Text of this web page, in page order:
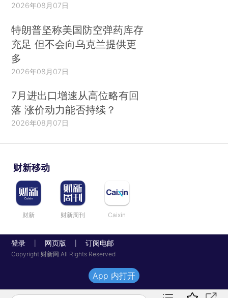
2026年08月07日
特朗普坚称美国防空弹药库存
充足 但不会向乌克兰提供更
多
2026年08月07日
7月进出口增速从高位略有回
落 涨价动力能否持续？
2026年08月07日
财新移动
财新 财新周刊 Caixin
登录 网页版 订阅电邮
Copyright 财新网 All Rights Reserved
App 内打开